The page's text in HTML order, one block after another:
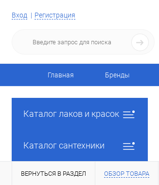
Вход Регистрация
Главная Бренды
Каталог лаков и красок
Каталог сантехники
ВЕРНУТЬСЯ В РАЗДЕЛ ОБЗОР ТОВАРА